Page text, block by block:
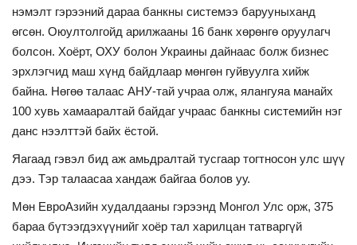
нэмэлт гэрээний дараа банкны системээ барууныханд
өгсөн. Оюултолгойд арилжааны 16 банк хөрөнгө оруулагч
болсон. Хоёрт, ОХУ болон Украины дайнаас болж бизнес
эрхлэгчид маш хүнд байдлаар мөнгөн гуйвуулга хийж
байна. Нөгөө талаас АНУ-тай учраа олж, ялангуяа манайх
100 хувь хамааралтай байдаг учраас банкны системийн нэг
данс нээлттэй байх ёстой.
Яагаад гэвэл бид аж амьдралтай тусгаар тогтносон улс шүү
дээ. Тэр талаасаа хандаж байгаа болов уу.
Мөн ЕвроАзийн худалдааны гэрээнд Монгол Улс орж, 375
бараа бүтээгдэхүүнийг хоёр тал харилцан татваргүй